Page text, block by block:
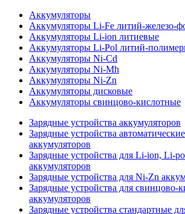
Аккумуляторы
Аккумуляторы Li-Fe литий-железо-
Аккумуляторы Li-ion литиевые
Аккумуляторы Li-Pol литий-
Аккумуляторы Ni-Cd
Аккумуляторы Ni-Mh
Аккумуляторы Ni-Zn
Аккумуляторы дисковые
Аккумуляторы свинцово-кислотные
Зарядные устройства аккумуляторов
Зарядные устройства
аккумуляторов
Зарядные устройства для Li-ion, Li-
аккумуляторов
Зарядные устройства для Ni-Zn
Зарядные устройства для свинцово-
аккумуляторов
Зарядные устройства стандартные